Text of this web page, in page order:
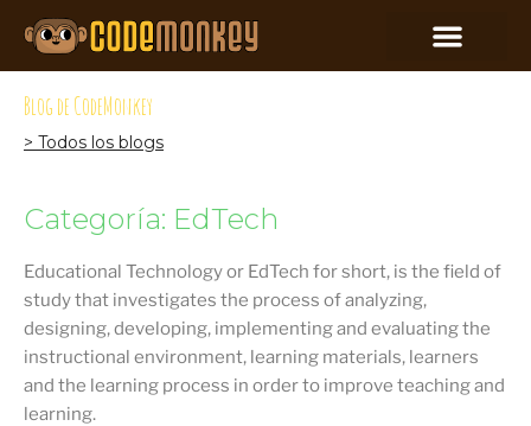
Blog de CodeMonkey
> Todos los blogs
Categoría: EdTech
Educational Technology or EdTech for short, is the field of
study that investigates the process of analyzing,
designing, developing, implementing and evaluating the
instructional environment, learning materials, learners
and the learning process in order to improve teaching and
learning.